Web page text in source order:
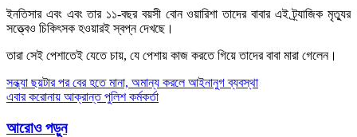
ইনতিসার এবং এবং তার ১১-বছর বয়সী বোন ওয়ারিশা তাদের বাবার এই ট্র্যাজিক মৃত্যুর
সত্ত্বেও চিকিৎসক হওয়ারই স্বপ্ন দেখছে।
তারা সেই পেশাতেই যেতে চায়, যে পেশায় কাজ করতে গিয়ে তাদের বাবা মারা গেলেন।
Post
navigation
সন্ধ্যা ছয়টার পর বের হতে মানা, অমান্য করলে আইনানুগ ব্যবস্থা
এবার করোনায় আক্রান্ত পুলিশ কর্মকর্তা
আরোও পড়ুন